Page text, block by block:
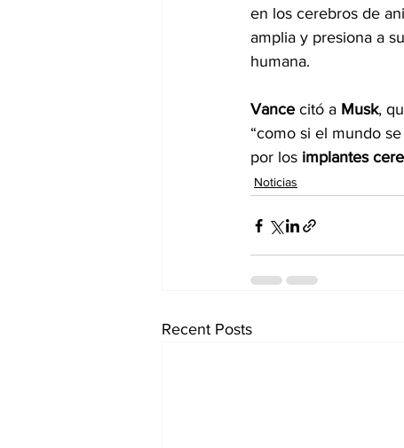
en los cerebros de
amplia y presiona a
humana.
Vance citó a Musk,
“como si el mundo
por los implantes
Noticias
Recent Posts